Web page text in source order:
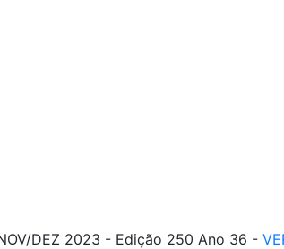
DEZ 2023 - Edição 250 Ano 36 -